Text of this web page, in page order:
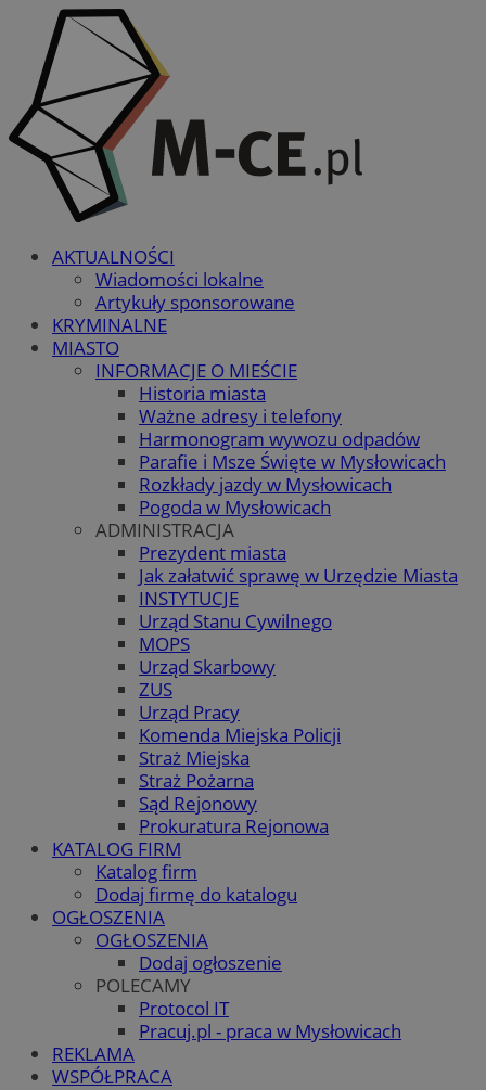
AKTUALNOŚCI
Wiadomości lokalne
Artykuły sponsorowane
KRYMINALNE
MIASTO
INFORMACJE O MIEŚCIE
Historia miasta
Ważne adresy i telefony
Harmonogram wywozu odpadów
Parafie i Msze Święte w Mysłowicach
Rozkłady jazdy w Mysłowicach
Pogoda w Mysłowicach
ADMINISTRACJA
Prezydent miasta
Jak załatwić sprawę w Urzędzie Miasta
INSTYTUCJE
Urząd Stanu Cywilnego
MOPS
Urząd Skarbowy
ZUS
Urząd Pracy
Komenda Miejska Policji
Straż Miejska
Straż Pożarna
Sąd Rejonowy
Prokuratura Rejonowa
KATALOG FIRM
Katalog firm
Dodaj firmę do katalogu
OGŁOSZENIA
OGŁOSZENIA
Dodaj ogłoszenie
POLECAMY
Protocol IT
Pracuj.pl - praca w Mysłowicach
REKLAMA
WSPÓŁPRACA